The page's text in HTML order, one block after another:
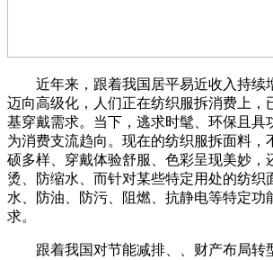
近年来，跟着我国居平易近收入持续
迈向高级化，人们正在纺织服拆消费上，
基穿戴需求。当下，逃求时髦、环保且具
为消费支流趋向。现在的纺织服拆面料，
硕多样、穿戴体验舒服、色彩呈现美妙，
烫、防缩水、而针对某些特定用处的纺织
水、防油、防污、阻燃、抗静电等特定功
求。
跟着我国对节能减排、、财产布局转